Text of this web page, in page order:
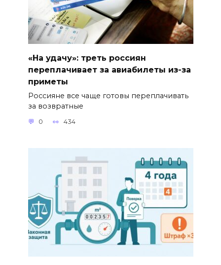
«На удачу»: треть россиян
переплачивает за авиабилеты из-за
приметы
Россияне все чаще готовы переплачивать
за возвратные
0 434